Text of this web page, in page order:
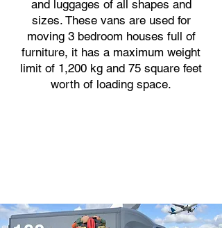
and luggages of all shapes and
sizes. These vans are used for
moving 3 bedroom houses full of
furniture, it has a maximum weight
limit of 1,200 kg and 75 square feet
worth of loading space.